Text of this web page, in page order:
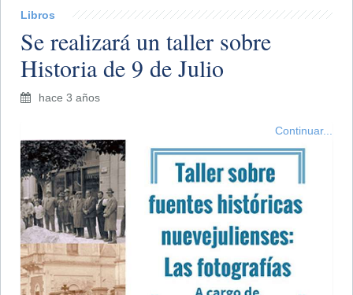
Libros
Se realizará un taller sobre
Historia de 9 de Julio
hace 3 años
Continuar...